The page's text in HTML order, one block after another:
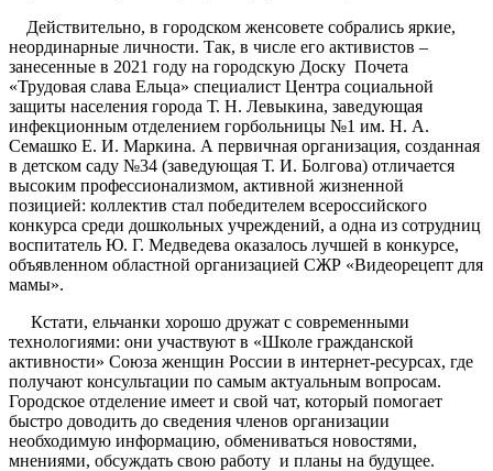
Действительно, в городском женсовете собрались яркие,
неординарные личности. Так, в числе его активистов –
занесенные в 2021 году на городскую Доску Почета
«Трудовая слава Ельца» специалист Центра социальной
защиты населения города Т. Н. Левыкина, заведующая
инфекционным отделением горбольницы №1 им. Н. А.
Семашко Е. И. Маркина. А первичная организация, созданная
в детском саду №34 (заведующая Т. И. Болгова) отличается
высоким профессионализмом, активной жизненной
позицией: коллектив стал победителем всероссийского
конкурса среди дошкольных учреждений, а одна из сотрудниц
воспитатель Ю. Г. Медведева оказалось лучшей в конкурсе,
объявленном областной организацией СЖР «Видеорецепт для
мамы».
Кстати, ельчанки хорошо дружат с современными
технологиями: они участвуют в «Школе гражданской
активности» Союза женщин России в интернет-ресурсах, где
получают консультации по самым актуальным вопросам.
Городское отделение имеет и свой чат, который помогает
быстро доводить до сведения членов организации
необходимую информацию, обмениваться новостями,
мнениями, обсуждать свою работу и планы на будущее.